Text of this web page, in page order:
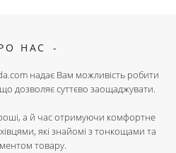
НАС
надає Вам можливість робити
дозволяє суттєво заощаджувати.
а й час отримуючи комфортне
які знайомі з тонкощами та
товару.